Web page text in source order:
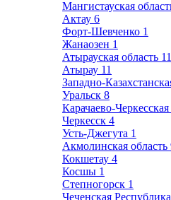
Мангистауская
Актау 6
Форт-Шевченко 1
Жанаозен 1
Атырауская область 11
Атырау 11
Западно-
Уральск 8
Карачаево-
Черкесск 4
Усть-Джегута 1
Акмолинская область
Кокшетау 4
Косшы 1
Степногорск 1
Чеченская Республика